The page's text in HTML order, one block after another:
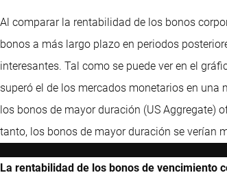
Al comparar la rentabilidad de los bonos
bonos a más largo plazo en periodos
interesantes. Tal como se puede ver en el
superó el de los mercados monetarios en una
los bonos de mayor duración (US Aggregate)
tanto, los bonos de mayor duración se verían
La rentabilidad de los bonos de vencimiento